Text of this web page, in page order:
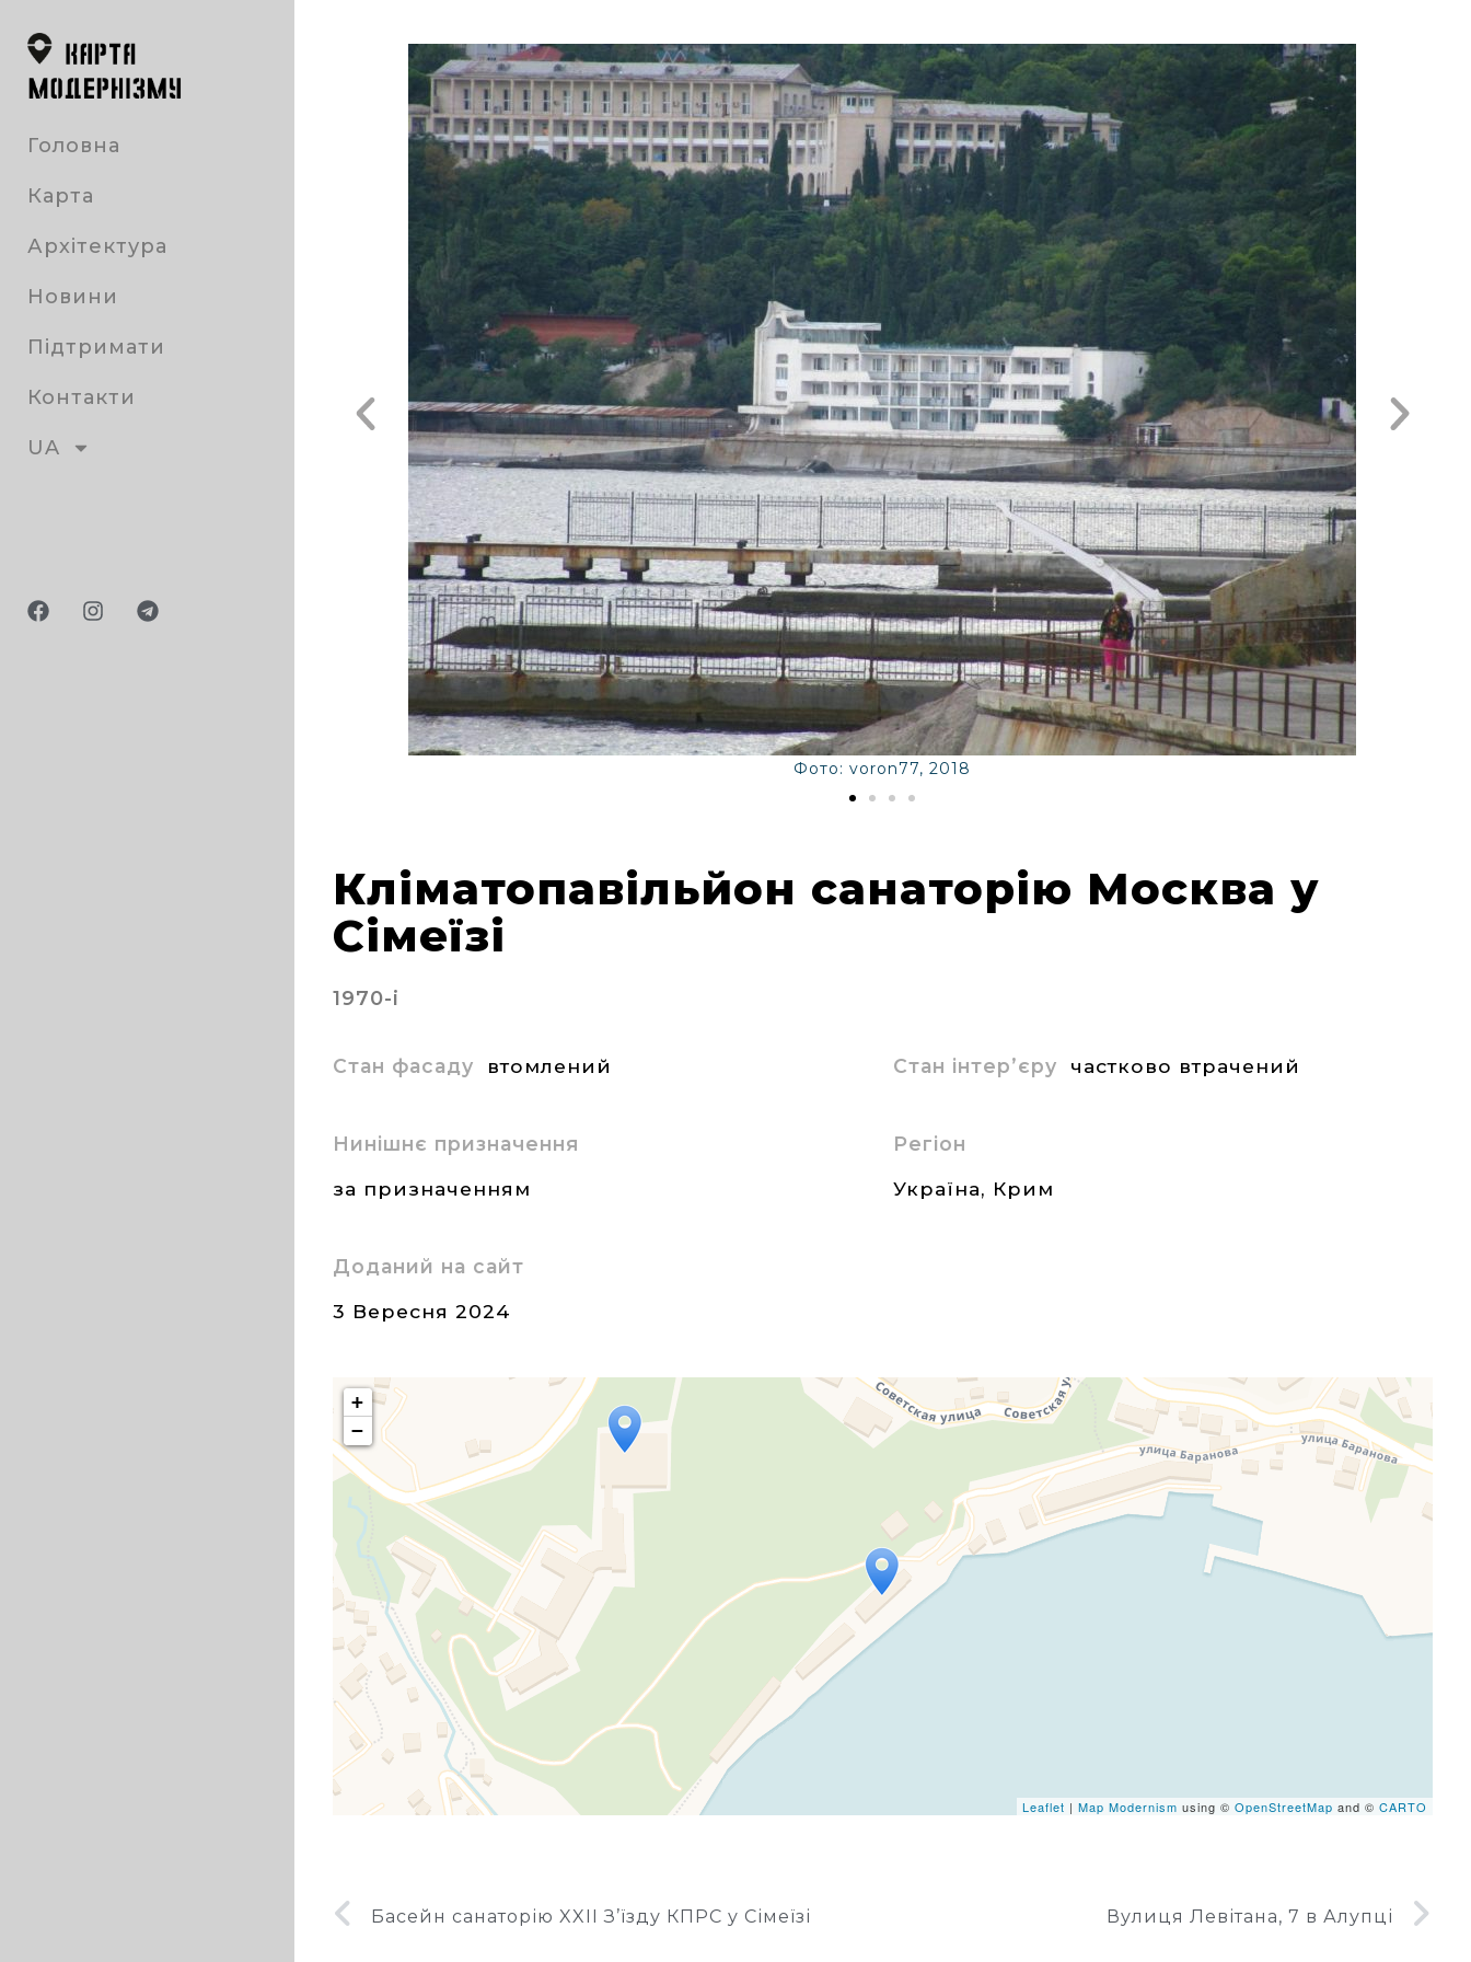
Головна
Карта
Архітектура
Новини
Підтримати
Контакти
UA
Фото: voron77, 2018
Кліматопавільйон санаторію Москва у
Сімеїзі
1970-і
Стан фасаду втомлений Стан інтер’єру частково втрачений
Нинішнє призначення
за призначенням
Регіон
Україна, Крим
Доданий на сайт
3 Вересня 2024
Travelers' Map is loading...
If you see this after your page is loaded completely, leafletJS files are missing.
+
−
Leaflet | Map Modernism using © OpenStreetMap and © CARTO
Басейн санаторію XXII З’їзду КПРС у Сімеїзі Вулиця Левітана, 7 в Алупці